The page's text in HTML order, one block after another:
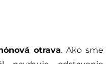
otrava. Ako sme